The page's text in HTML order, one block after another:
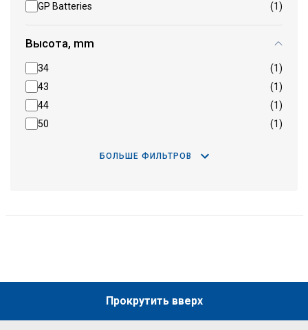
GP Batteries
(1)
Высота, mm
34
(1)
43
(1)
44
(1)
50
(1)
БОЛЬШЕ ФИЛЬТРОВ
Прокрутить вверх